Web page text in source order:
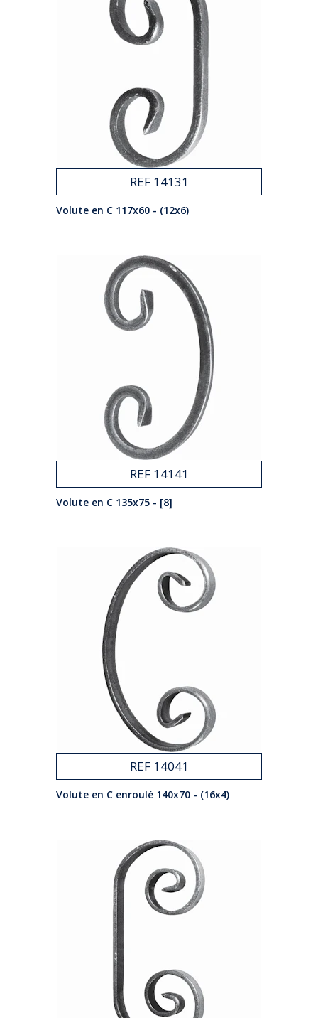
REF 14131
Volute en C 117x60 - (12x6)
REF 14141
Volute en C 135x75 - [8]
REF 14041
Volute en C enroulé 140x70 - (16x4)